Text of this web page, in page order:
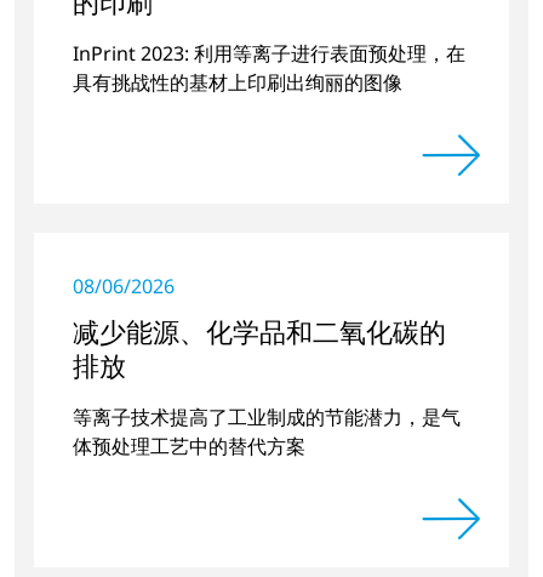
InPrint 2023: 利用等离子进行表面预处理，在
具有挑战性的基材上印刷出绚丽的图像
08/06/2026
减少能源、化学品和二氧化碳的
排放
等离子技术提高了工业制成的节能潜力，是气
体预处理工艺中的替代方案